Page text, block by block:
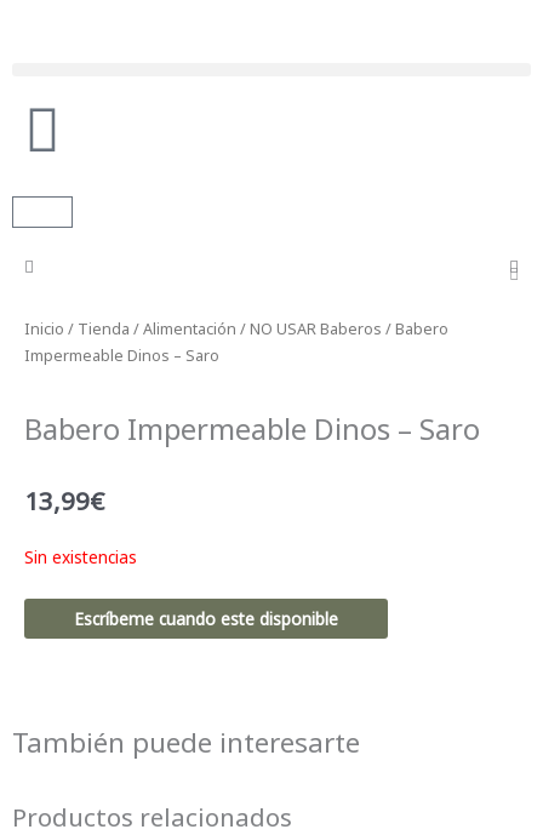
Inicio / Tienda /Alimentación / NO USAR Baberos / Babero
Impermeable Dinos – Saro
Babero Impermeable Dinos – Saro
13,99€
Sin existencias
Escríbeme cuando este disponible
También puede interesarte
Productos relacionados